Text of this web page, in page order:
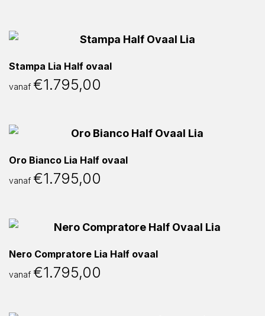
Stampa Lia Half ovaal
vanaf €1.795,00
Oro Bianco Lia Half ovaal
vanaf €1.795,00
Nero Compratore Lia Half ovaal
vanaf €1.795,00